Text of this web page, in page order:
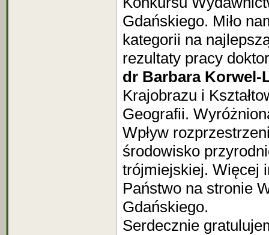
Gdańskiego. Miło
kategorii na
rezultaty pracy
dr Barbara Korwel-
Krajobrazu i
Geografii.
Wpływ
środowisko
trójmiejskiej. Więcej
Państwo na stronie
Gdańskiego.
Serdecznie